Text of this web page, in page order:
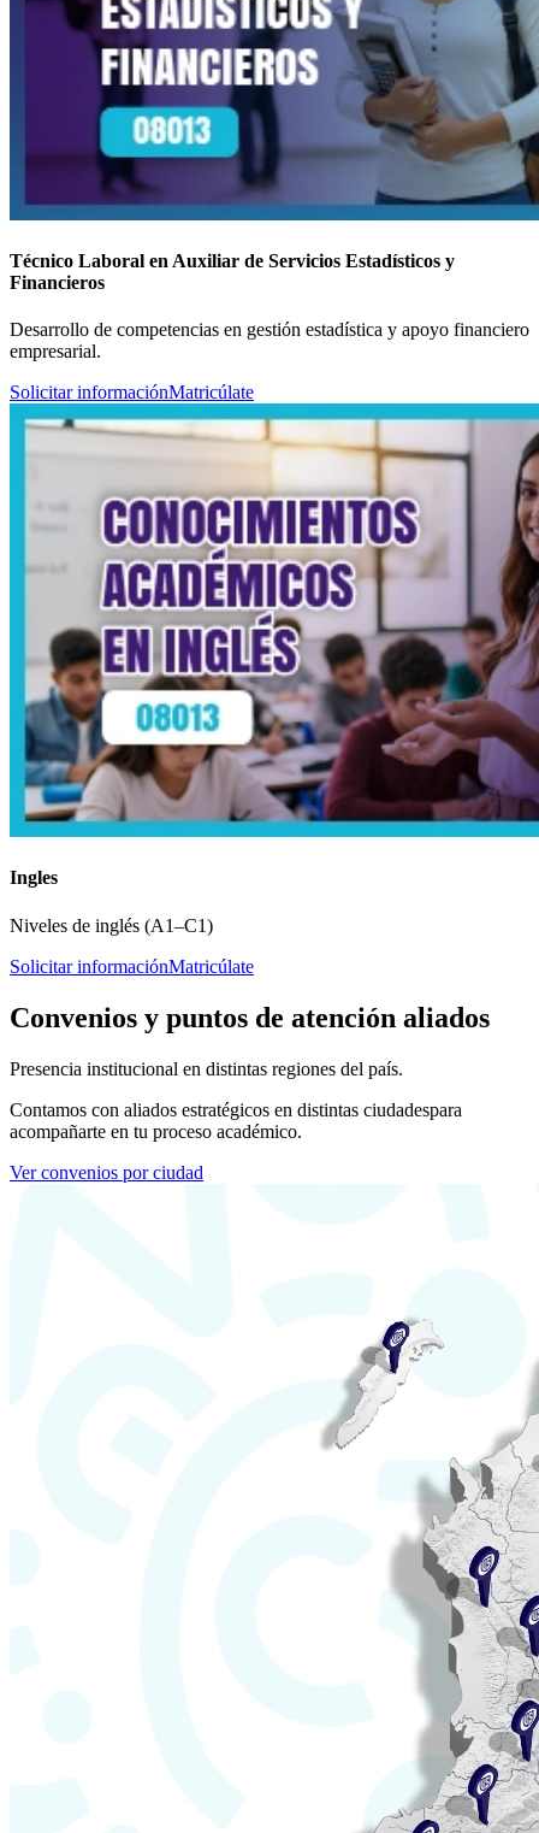
Técnico Laboral en Auxiliar de Servicios Estadísticos y
Financieros
Desarrollo de competencias en gestión estadística y apoyo financiero
empresarial.
Solicitar informaciónMatricúlate
Ingles
Niveles de inglés (A1–C1)
Solicitar informaciónMatricúlate
Convenios y puntos de atención aliados
Presencia institucional en distintas regiones del país.
Contamos con aliados estratégicos en distintas ciudadespara
acompañarte en tu proceso académico.
Ver convenios por ciudad